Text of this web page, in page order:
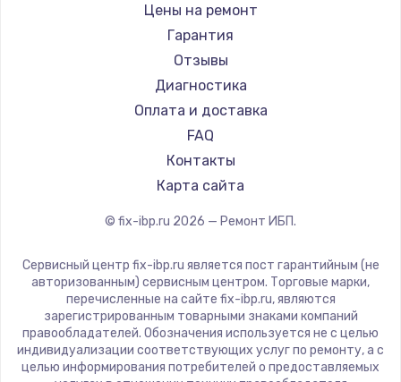
Замена / ремонт электронного модуля
управления
600 руб.
Заказать
Замена конфорки
1100 руб.
Заказать
Замена платы сенсора
Заказать
Замена регулятора режимов конфорки
900 руб.
Цены на ремонт
Гарантия
Отзывы
Диагностика
Оплата и доставка
FAQ
Контакты
Карта сайта
© fix-ibp.ru 2026 — Ремонт ИБП.
Сервисный центр fix-ibp.ru является пост гарантийным (не
авторизованным) сервисным центром. Торговые марки,
перечисленные на сайте fix-ibp.ru, являются
зарегистрированным товарными знаками компаний
правообладателей. Обозначения используется не с целью
индивидуализации соответствующих услуг по ремонту, а с
целью информирования потребителей о предоставляемых